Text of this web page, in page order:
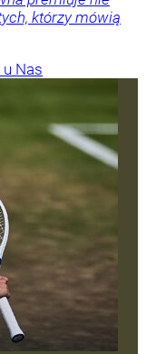
którzy mówią
Nas